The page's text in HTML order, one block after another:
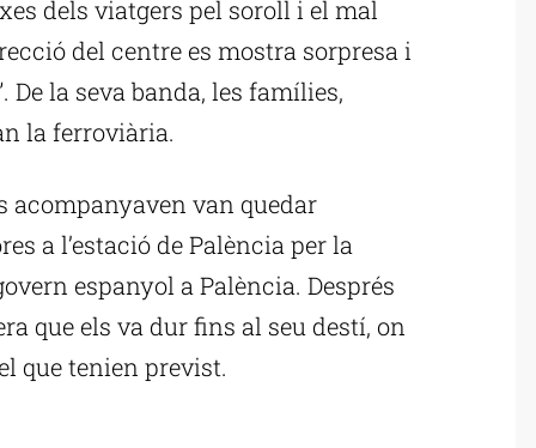
dels viatgers pel soroll i el mal
del centre es mostra sorpresa i
De la seva banda, les famílies,
la ferroviària.
acompanyaven van quedar
a l’estació de Palència per la
espanyol a Palència. Després
que els va dur fins al seu destí, on
que tenien previst.